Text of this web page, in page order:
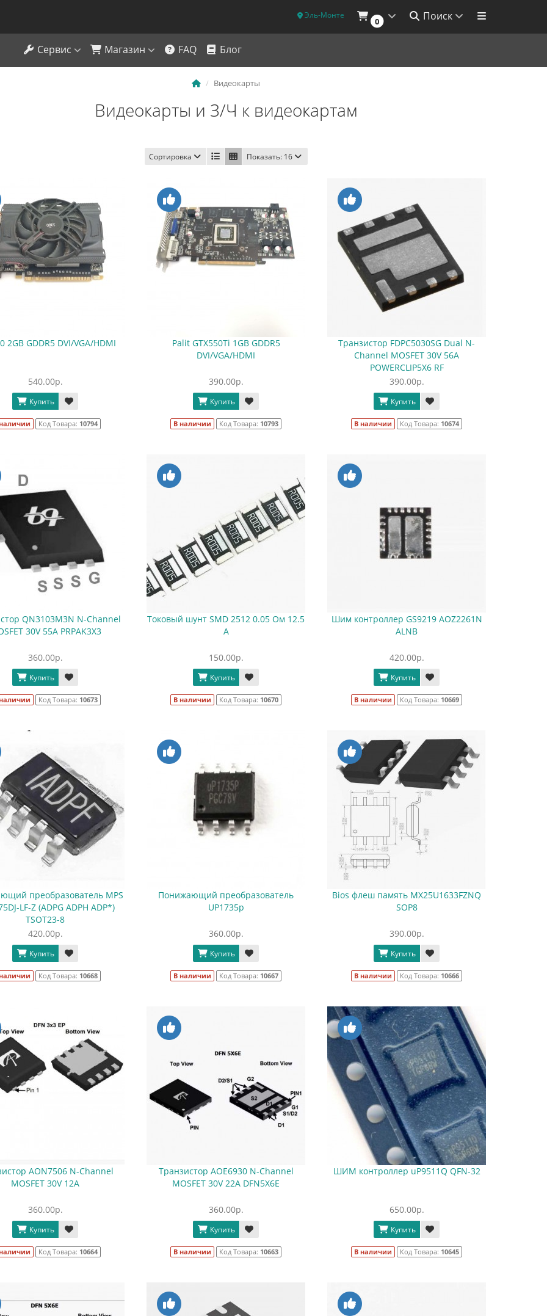
Эль-Монте
0 Поиск
Сервис Магазин FAQ Блог
Видеокарты
Видеокарты и З/Ч к видеокартам
Сортировка Показать: 16
2GB GDDR5 DVI/VGA/HDMI
540.00р.
Купить
Код Товара: 10794
Palit GTX550Ti 1GB GDDR5
DVI/VGA/HDMI
390.00р.
Купить
В наличии Код Товара: 10793
Транзистор FDPC5030SG Dual N-
Channel MOSFET 30V 56A
POWERCLIP5X6 RF
390.00р.
Купить
В наличии Код Товара: 10674
QN3103M3N N-Channel
30V 55A PRPAK3X3
360.00р.
Купить
Код Товара: 10673
Токовый шунт SMD 2512 0.05 Ом 12.5
А
150.00р.
Купить
В наличии Код Товара: 10670
Шим контроллер GS9219 AOZ2261N
ALNB
420.00р.
Купить
В наличии Код Товара: 10669
преобразователь MPS
LF-Z (ADPG ADPH ADP*)
TSOT23-8
420.00р.
Купить
Код Товара: 10668
Понижающий преобразователь
UP1735p
360.00р.
Купить
В наличии Код Товара: 10667
Bios флеш память MX25U1633FZNQ
SOP8
390.00р.
Купить
В наличии Код Товара: 10666
AON7506 N-Channel
MOSFET 30V 12A
360.00р.
Купить
Код Товара: 10664
Транзистор AOE6930 N-Channel
MOSFET 30V 22A DFN5X6E
360.00р.
Купить
В наличии Код Товара: 10663
ШИМ контроллер uP9511Q QFN-32
650.00р.
Купить
В наличии Код Товара: 10645